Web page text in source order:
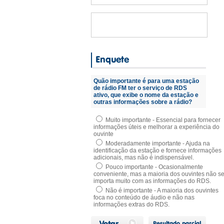
Quão importante é para uma estação
de rádio FM ter o serviço de RDS
ativo, que exibe o nome da estação e
outras informações sobre a rádio?
Muito importante - Essencial para fornecer
informações úteis e melhorar a experiência do
ouvinte
Moderadamente importante - Ajuda na
identificação da estação e fornece informações
adicionais, mas não é indispensável.
Pouco importante - Ocasionalmente
conveniente, mas a maioria dos ouvintes não se
importa muito com as informações do RDS.
Não é importante - A maioria dos ouvintes
foca no conteúdo de áudio e não nas
informações extras do RDS.